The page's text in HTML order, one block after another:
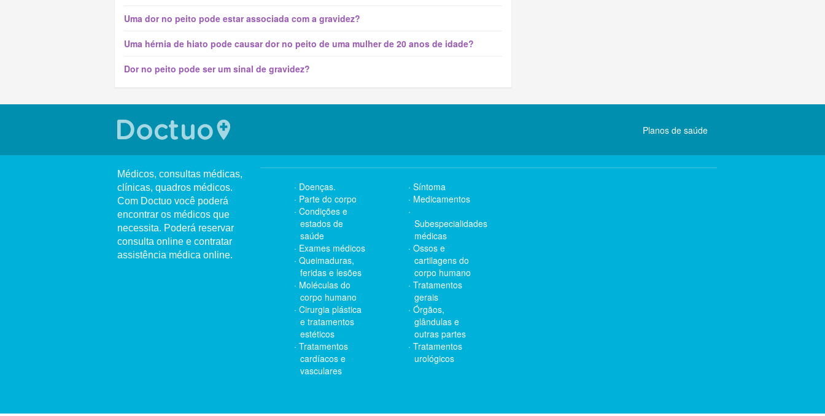
Uma dor no peito pode estar associada com a gravidez?
Uma hérnia de hiato pode causar dor no peito de uma mulher de 20 anos de idade?
Dor no peito pode ser um sinal de gravidez?
Planos de saúde
Médicos, consultas médicas,
clínicas, quadros médicos.
Com Doctuo você poderá
encontrar os médicos que
necessita. Poderá reservar
consulta online e contratar
assistência médica online.
Doenças.
Parte do corpo
Condições e
estados de
saúde
Exames médicos
Queimaduras,
feridas e lesões
Moléculas do
corpo humano
Cirurgia plástica
e tratamentos
estéticos
Tratamentos
cardíacos e
vasculares
Síntoma
Medicamentos
Subespecialidades
médicas
Ossos e
cartilagens do
corpo humano
Tratamentos
gerais
Órgãos,
glândulas e
outras partes
Tratamentos
urológicos